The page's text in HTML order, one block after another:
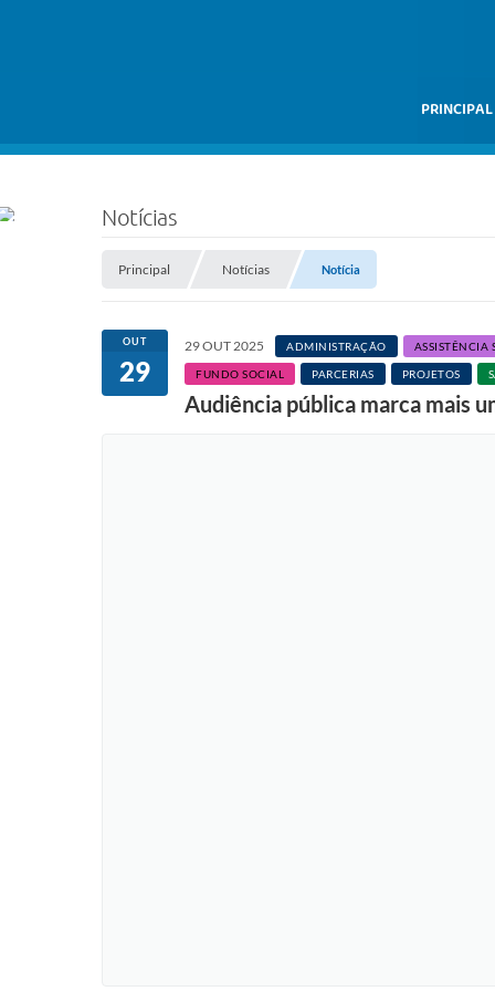
PRINCIPAL
Notícias
Principal Notícias Notícia
OUT
29
29 OUT 2025 ADMINISTRAÇÃO ASSISTÊNCIA
FUNDO SOCIAL PARCERIAS PROJETOS
Audiência pública marca mais